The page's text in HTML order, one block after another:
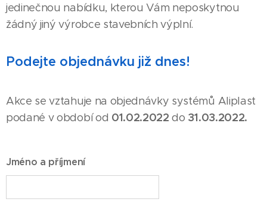
jedinečnou nabídku, kterou Vám neposkytnou
žádný jiný výrobce stavebních výplní.
Podejte objednávku již dnes!
Akce se vztahuje na objednávky systémů Aliplast
podané v období od 01.02.2022 do 31.03.2022.
Jméno a příjmení